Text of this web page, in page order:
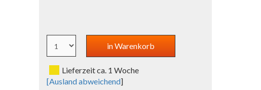
Lieferzeit ca. 1 Woche
[Ausland abweichend]